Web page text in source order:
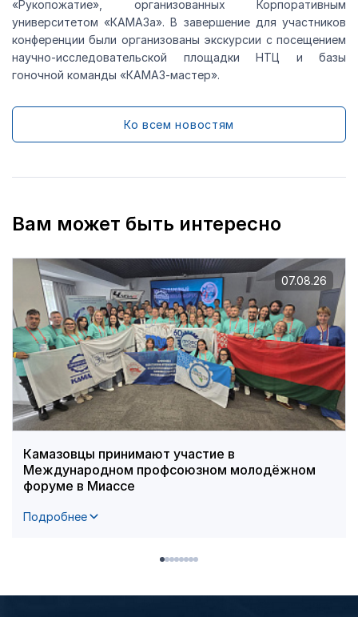
«Рукопожатие», организованных Корпоративным
университетом «КАМАЗа». В завершение для участников
конференции были организованы экскурсии с посещением
научно-исследовательской площадки НТЦ и базы
гоночной команды «КАМАЗ-мастер».
Ко всем новостям
Вам может быть интересно
Камазовцы принимают участие в
Международном профсоюзном молодёжном
форуме в Миассе
Подробнее
07.08.26